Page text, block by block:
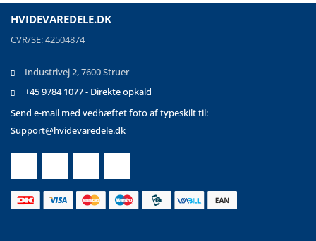
HVIDEVAREDELE.DK
CVR/SE: 42504874
Industrivej 2, 7600 Struer
+45 9784 1077 - Direkte opkald
Send e-mail med vedhæftet foto af typeskilt til:
Support@hvidevaredele.dk